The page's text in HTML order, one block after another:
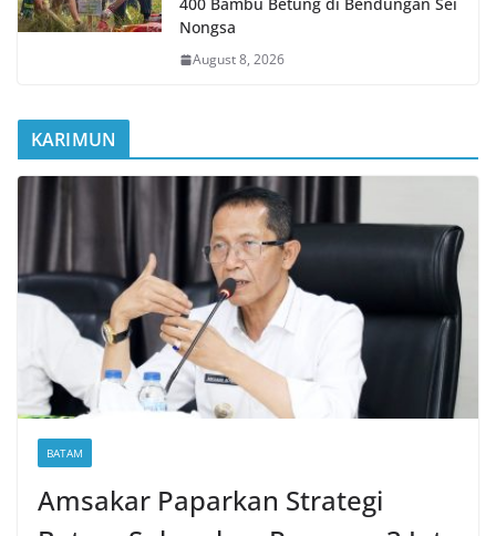
Nongsa
August 8, 2026
KARIMUN
BATAM
Amsakar Paparkan Strategi